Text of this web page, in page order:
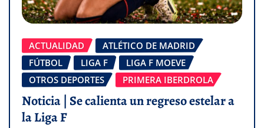
ACTUALIDAD
ATLÉTICO DE MADRID
FÚTBOL
LIGA F
LIGA F MOEVE
OTROS DEPORTES
PRIMERA IBERDROLA
Noticia | Se calienta un regreso estelar a
la Liga F